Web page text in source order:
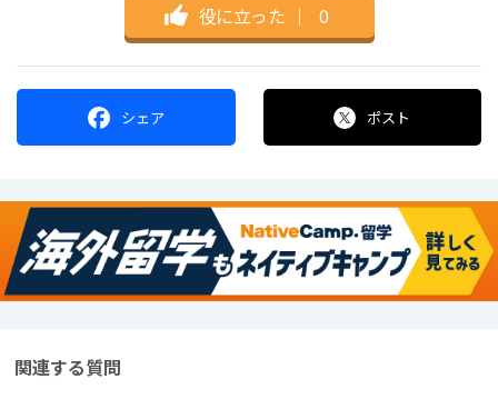
役に立った ｜ 0
シェア ポスト
関連する質問